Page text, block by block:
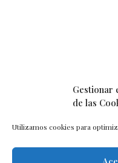
Gestionar
de las
Utilizamos cookies para